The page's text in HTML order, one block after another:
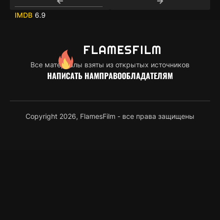
6.9
FLAMESFILM
Все материалы взяты из открытых источников
НАПИСАТЬ НАМПРАВООБЛАДАТЕЛЯМ
Copyright 2026, FlamesFilm - все права защищены